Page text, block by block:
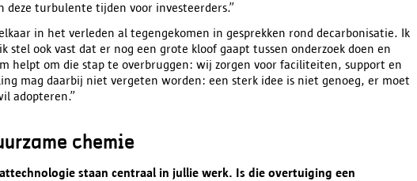
deze turbulente tijden voor investeerders.”
in het verleden al tegengekomen in gesprekken rond decarbonisatie. Ik
stel ook vast dat er nog een grote kloof gaapt tussen onderzoek doen en
helpt om die stap te overbruggen: wij zorgen voor faciliteiten, support en
mag daarbij niet vergeten worden: een sterk idee is niet genoeg, er moet
adopteren.”
chemie
staan centraal in jullie werk. Is die overtuiging een